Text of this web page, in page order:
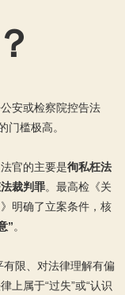
安或检察院控告法
门槛极高。
官的主要是徇私枉法
裁判罪。最高检《关
明确了立案条件，核
”。
有限、对法律理解有偏
上属于“过失”或“认识